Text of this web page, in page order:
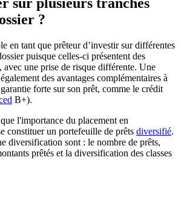
?
en tant que prêteur d’investir sur différentes
puisque celles-ci présentent des
avec une prise de risque différente. Une
des avantages complémentaires à
forte sur son prêt, comme le crédit
B+).
l'importance du placement en
constituer un portefeuille de prêts diversifié.
diversification sont : le nombre de prêts,
prêtés et la diversification des classes